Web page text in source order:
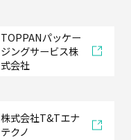
TOPPANパッケー
ジングサービス株
式会社
株式会社T&Tエナ
テクノ